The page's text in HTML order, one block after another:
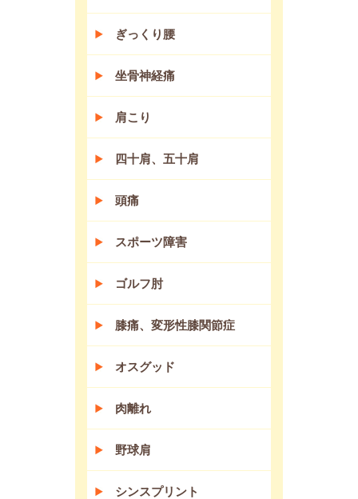
ぎっくり腰
坐骨神経痛
肩こり
四十肩、五十肩
頭痛
スポーツ障害
ゴルフ肘
膝痛、変形性膝関節症
オスグッド
肉離れ
野球肩
シンスプリント